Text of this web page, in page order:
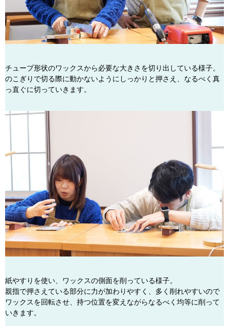
チューブ形状のワックスから必要な大きさを切り出している様子。
のこぎりで切る際に動かないようにしっかりと押さえ、なるべく真
っ直ぐに切っていきます。
紙やすりを使い、ワックスの側面を削っている様子。
親指で押さえている部分に力が加わりやすく、多く削れやすいので
ワックスを回転させ、持つ位置を変えながらなるべく均等に削って
いきます。